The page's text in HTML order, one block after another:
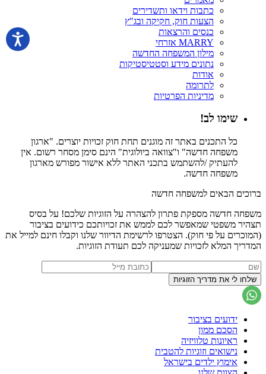
כתבות וידאו ותשדירים
הצעות חוק, חקיקה ובג"ץ
כנסים והרצאות
MARRY אזרחי
מילון המשפחה החדשה
נתונים מידע וסטטיסטיקות
אודות
לתרומה
מדיניות הפרטיות
שימו לב!
כל התכנים באתר זה מוגנים תחת חוק זכויות יוצרים. "ארגון
משפחה חדשה" ו"צוואה ביולוגית" הינם סימן מסחר רשום. אין
להעתיק /להשתמש בתכני האתר ללא אישור מפורש מארגון
משפחה חדשה.
ברוכים הבאים למשפחה חדשה
משפחה חדשה מספקת פתרון להצהרה על הזוגיות שלכם! על בסיס
תצהיר משפטי שמאפשר לכם לממש את זכויותכם כידועים בציבור
(המוכרים על פי חוק). הצטרפו לרשימת הדיוור שלנו וקבלו חינם למייל את
המדריך המלא לזכויות שמעניקה לכם תעודת הזוגיות.
ידועים בציבור
הסכם ממון
ראיונות טלוויזיה
נישואים וזוגיות להטבית
אימוץ ילדים בישראל